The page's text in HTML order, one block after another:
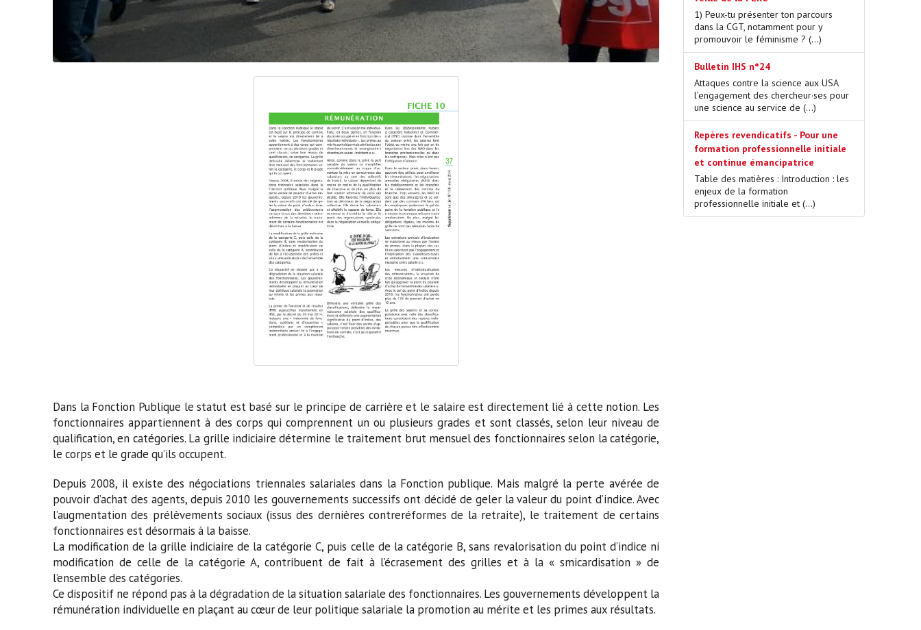
Dans la Fonction Publique le statut est basé sur le principe de carrière et le salaire est directement lié à cette notion. Les
fonctionnaires appartiennent à des corps qui comprennent un ou plusieurs grades et sont classés, selon leur niveau de
qualification, en catégories. La grille indiciaire détermine le traitement brut mensuel des fonctionnaires selon la catégorie,
le corps et le grade qu’ils occupent.
Depuis 2008, il existe des négociations triennales salariales dans la Fonction publique. Mais malgré la perte avérée de
pouvoir d’achat des agents, depuis 2010 les gouvernements successifs ont décidé de geler la valeur du point d’indice. Avec
l’augmentation des prélèvements sociaux (issus des dernières contreréformes de la retraite), le traitement de certains
fonctionnaires est désormais à la baisse.
La modification de la grille indiciaire de la catégorie C, puis celle de la catégorie B, sans revalorisation du point d’indice ni
modification de celle de la catégorie A, contribuent de fait à l’écrasement des grilles et à la « smicardisation » de
l’ensemble des catégories.
Ce dispositif ne répond pas à la dégradation de la situation salariale des fonctionnaires. Les gouvernements développent la
rémunération individuelle en plaçant au cœur de leur politique salariale la promotion au mérite et les primes aux résultats.
1) Peux-tu présenter ton parcours
dans la CGT, notamment pour y
promouvoir le féminisme ? (…)
Bulletin IHS n°24
Attaques contre la science aux USA
l’engagement des chercheur·ses pour
une science au service de (…)
Repères revendicatifs - Pour une
formation professionnelle initiale
et continue émancipatrice
Table des matières : Introduction : les
enjeux de la formation
professionnelle initiale et (…)